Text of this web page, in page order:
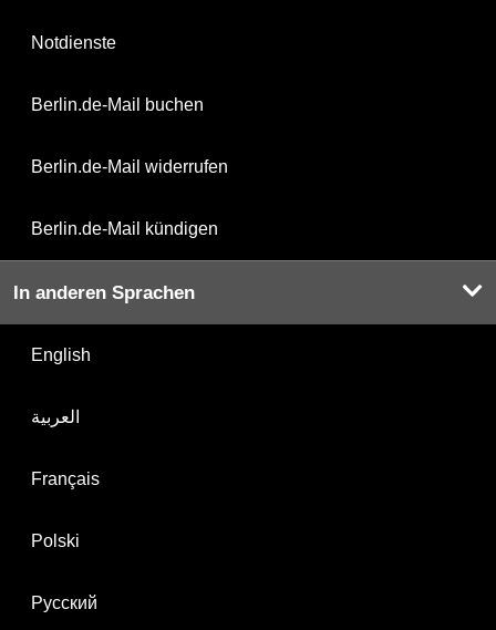
Notdienste
Berlin.de-Mail buchen
Berlin.de-Mail widerrufen
Berlin.de-Mail kündigen
In anderen Sprachen
English
العربية
Français
Polski
Русский